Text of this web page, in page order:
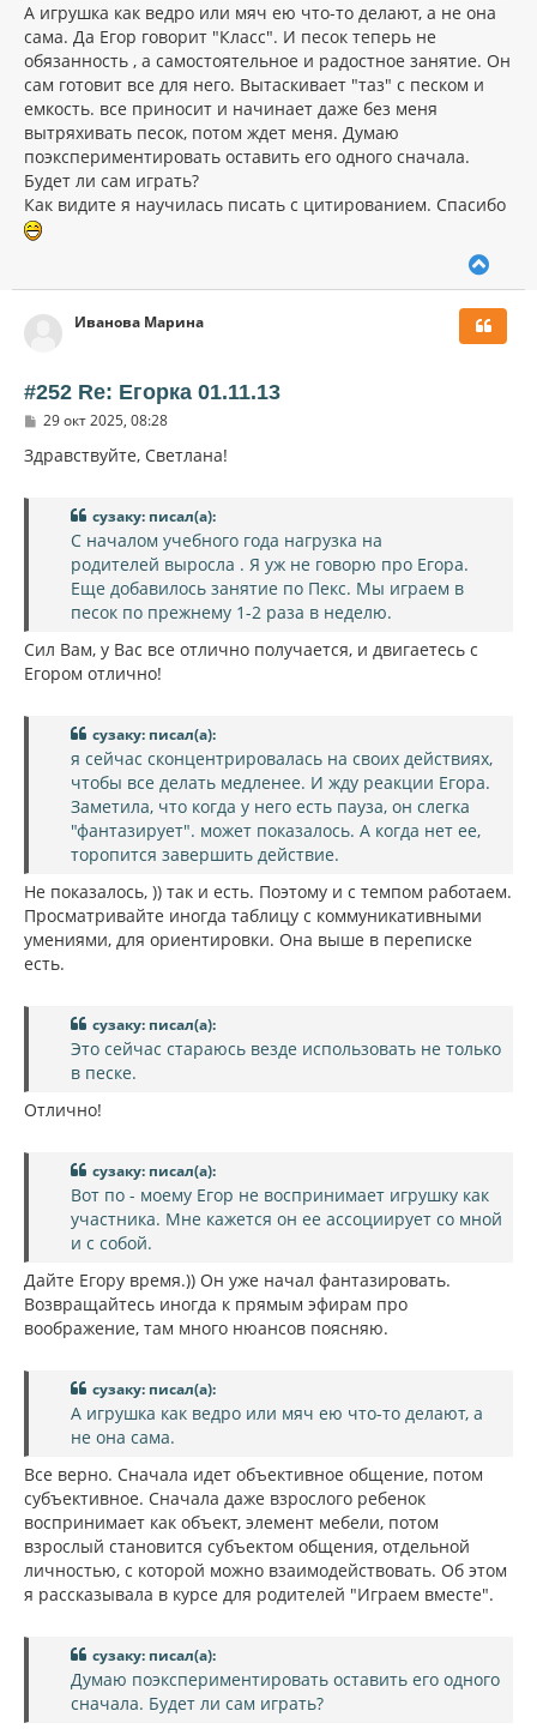
А игрушка как ведро или мяч ею что-то делают, а не она
сама. Да Егор говорит "Класс". И песок теперь не
обязанность , а самостоятельное и радостное занятие. Он
сам готовит все для него. Вытаскивает "таз" с песком и
емкость. все приносит и начинает даже без меня
вытряхивать песок, потом ждет меня. Думаю
поэкспериментировать оставить его одного сначала.
Будет ли сам играть?
Как видите я научилась писать с цитированием. Спасибо
у
Иванова Марина
#252 Re: Егорка 01.11.13
С
о
б
29 окт 2025, 08:28
Здравствуйте, Светлана!
сузаку: писал(а):
С началом учебного года нагрузка на
родителей выросла . Я уж не говорю про Егора.
Еще добавилось занятие по Пекс. Мы играем в
песок по прежнему 1-2 раза в неделю.
Сил Вам, у Вас все отлично получается, и двигаетесь с
Егором отлично!
сузаку: писал(а):
я сейчас сконцентрировалась на своих действиях,
чтобы все делать медленее. И жду реакции Егора.
Заметила, что когда у него есть пауза, он слегка
"фантазирует". может показалось. А когда нет ее,
торопится завершить действие.
Не показалось, )) так и есть. Поэтому и с темпом работаем.
Просматривайте иногда таблицу с коммуникативными
умениями, для ориентировки. Она выше в переписке
есть.
сузаку: писал(а):
Это сейчас стараюсь везде использовать не только
в песке.
Отлично!
сузаку: писал(а):
Вот по - моему Егор не воспринимает игрушку как
участника. Мне кажется он ее ассоциирует со мной
и с собой.
Дайте Егору время.)) Он уже начал фантазировать.
Возвращайтесь иногда к прямым эфирам про
воображение, там много нюансов поясняю.
сузаку: писал(а):
А игрушка как ведро или мяч ею что-то делают, а
не она сама.
Все верно. Сначала идет объективное общение, потом
субъективное. Сначала даже взрослого ребенок
воспринимает как объект, элемент мебели, потом
взрослый становится субъектом общения, отдельной
личностью, с которой можно взаимодействовать. Об этом
я рассказывала в курсе для родителей "Играем вместе".
сузаку: писал(а):
Думаю поэкспериментировать оставить его одного
сначала. Будет ли сам играть?